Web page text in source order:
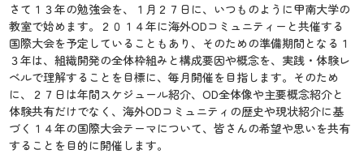
さて１３年の勉強会を、１月２７日に、いつものように甲南大学の
教室で始めます。２０１４年に海外ODコミュニティーと共催する
国際大会を予定していることもあり、そのための準備期間となる１
３年は、組織開発の全体枠組みと構成要因や概念を、実践・体験レ
ベルで理解することを目標に、毎月開催を目指します。そのため
に、２７日は年間スケジュール紹介、OD全体像や主要概念紹介と
体験共有だけでなく、海外ODコミュニティの歴史や現状紹介に基
づく１４年の国際大会テーマについて、皆さんの希望や思いを共有
することを目的に開催します。